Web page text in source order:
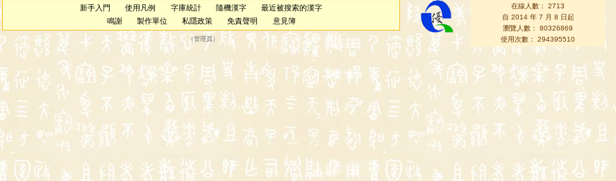
新手入門 使用凡例 字庫統計 隨機漢字
最近被搜索的漢字
鳴謝
製作單位 私隱政策 免責聲明 意見簿
（管理員）
在線人數： 2713
自 2014 年 7 月 8 日起
瀏覽人數： 80326869
使用次數： 294395510